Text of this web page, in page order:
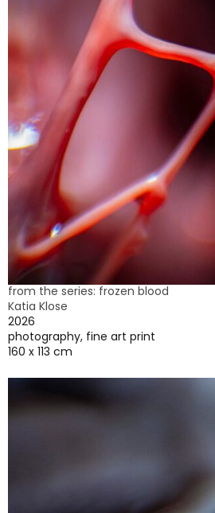
from the series: frozen blood
Katia Klose
2026
photography, fine art print
160 x 113 cm